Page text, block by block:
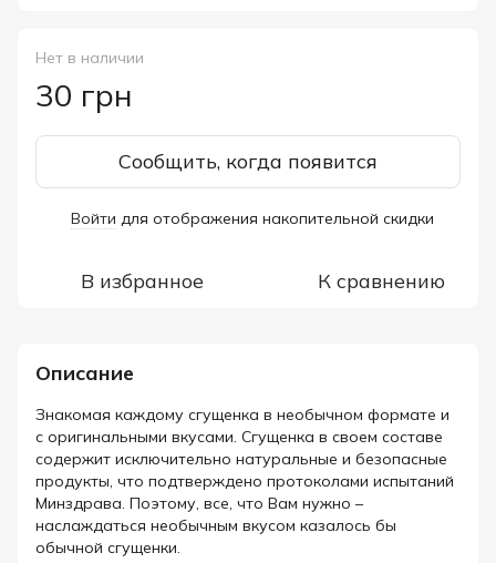
Нет в наличии
30 грн
Сообщить, когда появится
Войти для отображения накопительной скидки
В избранное К сравнению
Описание
Знакомая каждому сгущенка в необычном формате и
с оригинальными вкусами. Сгущенка в своем составе
содержит исключительно натуральные и безопасные
продукты, что подтверждено протоколами испытаний
Минздрава. Поэтому, все, что Вам нужно –
наслаждаться необычным вкусом казалось бы
обычной сгущенки.